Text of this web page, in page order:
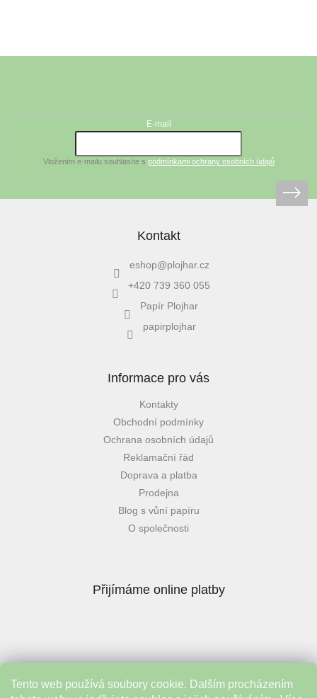
Tento web používá soubory cookie. Dalším procházením
E-mail
Vložením e-mailu souhlasíte s podmínkami ochrany osobních údajů
Kontakt
eshop@plojhar.cz
+420 739 360 055
Papír Plojhar
papirplojhar
Informace pro vás
Kontakty
Obchodní podmínky
Ochrana osobních údajů
Reklamační řád
Doprava a platba
Prodejna
Blog s vůní papíru
O společnosti
Přijímáme online platby
Instagram